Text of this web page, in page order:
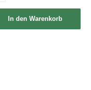
In den Warenkorb